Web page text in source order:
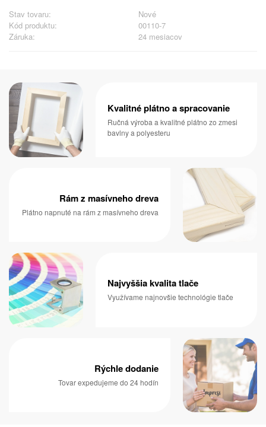
Stav tovaru:
Nové
Kód produktu:
00110-7
Záruka:
24 mesiacov
Kvalitné plátno a spracovanie
Ručná výroba a kvalitné plátno zo zmesi
bavlny a polyesteru
Rám z masívneho dreva
Plátno napnuté na rám z masívneho dreva
Najvyššia kvalita tlače
Využívame najnovšie technológie tlače
Rýchle dodanie
Tovar expedujeme do 24 hodín